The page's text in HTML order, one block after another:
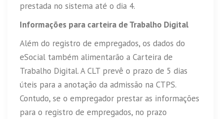
prestada no sistema até o dia 4.
Informações para carteira de Trabalho Digital
Além do registro de empregados, os dados do
eSocial também alimentarão a Carteira de
Trabalho Digital. A CLT prevê o prazo de 5 dias
úteis para a anotação da admissão na CTPS.
Contudo, se o empregador prestar as informações
para o registro de empregados, no prazo